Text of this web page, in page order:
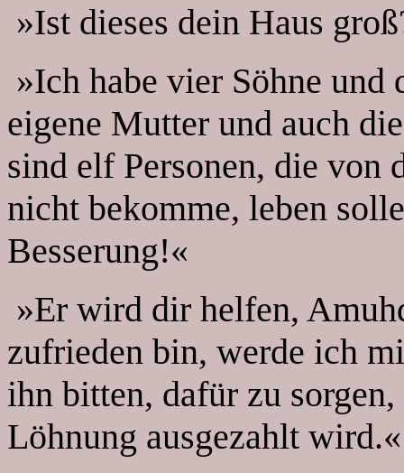
»Ist dieses dein Haus
»Ich habe vier Söhne und
eigene Mutter und auch
sind elf Personen, die von
nicht bekomme, leben
Besserung!«
»Er wird dir helfen,
zufrieden bin, werde ich
ihn bitten, dafür zu
Löhnung ausgezahlt wird.«